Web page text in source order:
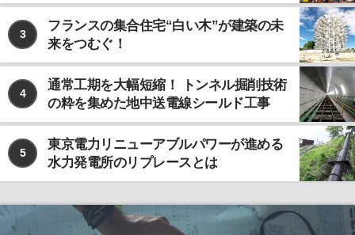
3
フランスの集合住宅“白い木”が建築の未
来をつむぐ！
4
通常工期を大幅短縮！ トンネル掘削技術
の粋を集めた地中送電線シールド工事
5
東京電力リニューアブルパワーが進める
水力発電所のリプレースとは